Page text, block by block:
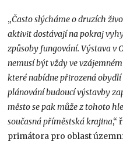
„Často slýcháme o druzích
aktivit dostávají na pokraj
způsoby fungování. Výstava v
nemusí být vždy ve
které nabídne přirozená
plánování budoucí výstavby
město se pak může z tohoto
současná příměstská krajina,“
primátora pro oblast